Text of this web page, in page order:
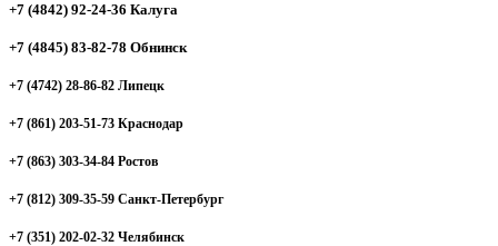
+7 (4842) 92-24-36 Калуга
+7 (4845) 83-82-78 Обнинск
+7 (4742) 28-86-82 Липецк
+7 (861) 203-51-73 Краснодар
+7 (863) 303-34-84 Ростов
+7 (812) 309-35-59 Санкт-Петербург
+7 (351) 202-02-32 Челябинск